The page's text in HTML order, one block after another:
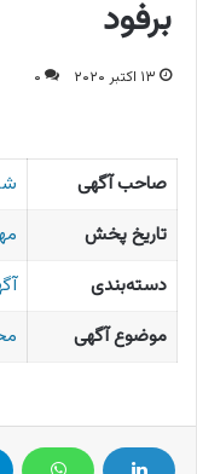
برفود
۱۳ اکتبر ۲۰۲۰ ۰
صاحب آگهی
تاریخ پخش
مهر
دسته‌بندی
موضوع آگهی